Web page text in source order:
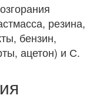
резина,
бензин,
ацетон) и С.